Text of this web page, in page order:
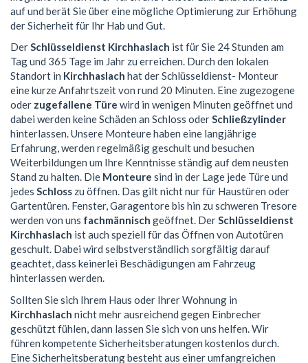
auf und berät Sie über eine mögliche Optimierung zur Erhöhung
der Sicherheit für Ihr Hab und Gut.
DerSchlüsseldienst Kirchhaslach ist für Sie 24 Stunden am
Tag und 365 Tage im Jahr zu erreichen. Durch den lokalen
Standort in Kirchhaslach hat der Schlüsseldienst- Monteur
eine kurze Anfahrtszeit von rund 20 Minuten. Eine zugezogene
oder zugefallene Türe wird in wenigen Minuten geöffnet und
dabei werden keine Schäden an Schloss oderSchließzylinder
hinterlassen. Unsere Monteure haben eine langjährige
Erfahrung, werden regelmäßig geschult und besuchen
Weiterbildungen um Ihre Kenntnisse ständig auf dem neusten
Stand zu halten. Die Monteure sind in der Lage jede Türe und
jedes Schloss zu öffnen. Das gilt nicht nur für Haustüren oder
Gartentüren. Fenster, Garagentore bis hin zu schweren Tresore
werden von uns fachmännisch geöffnet. DerSchlüsseldienst
Kirchhaslach ist auch speziell für das Öffnen von Autotüren
geschult. Dabei wird selbstverständlich sorgfältig darauf
geachtet, dass keinerlei Beschädigungen am Fahrzeug
hinterlassen werden.
Sollten Sie sich Ihrem Haus oder Ihrer Wohnung in
Kirchhaslach nicht mehr ausreichend gegen Einbrecher
geschützt fühlen, dann lassen Sie sich von uns helfen. Wir
führen kompetente Sicherheitsberatungen kostenlos durch.
Eine Sicherheitsberatung besteht aus einer umfangreichen